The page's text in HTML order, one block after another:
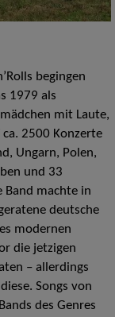
begingen
1979 als
mit Laute,
2500 Konzerte
Ungarn, Polen,
und 33
Band machte in
deutsche
modernen
die jetzigen
– allerdings
Songs von
des Genres